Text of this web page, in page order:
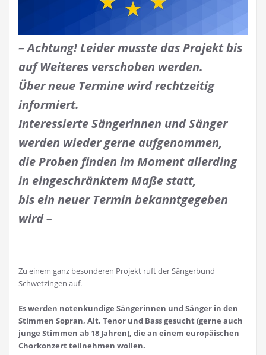
– Achtung! Leider musste das Projekt bis
auf Weiteres verschoben werden.
Über neue Termine wird rechtzeitig
informiert.
Interessierte Sängerinnen und Sänger
werden wieder gerne aufgenommen,
die Proben finden im Moment allerding
in eingeschränktem Maße statt,
bis ein neuer Termin bekanntgegeben
wird –
—————————————————————————–
Zu einem ganz besonderen Projekt ruft der Sängerbund
Schwetzingen auf.
Es werden notenkundige Sängerinnen und Sänger in den
Stimmen Sopran, Alt, Tenor und Bass gesucht (gerne auch
junge Stimmen ab 18 Jahren), die an einem europäischen
Chorkonzert teilnehmen wollen.